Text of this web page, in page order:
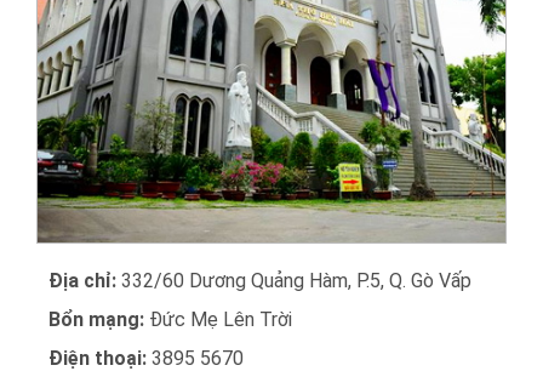
Địa chỉ: 332/60 Dương Quảng Hàm, P.5, Q. Gò Vấp
Bổn mạng: Đức Mẹ Lên Trời
Điện thoại: 3895 5670